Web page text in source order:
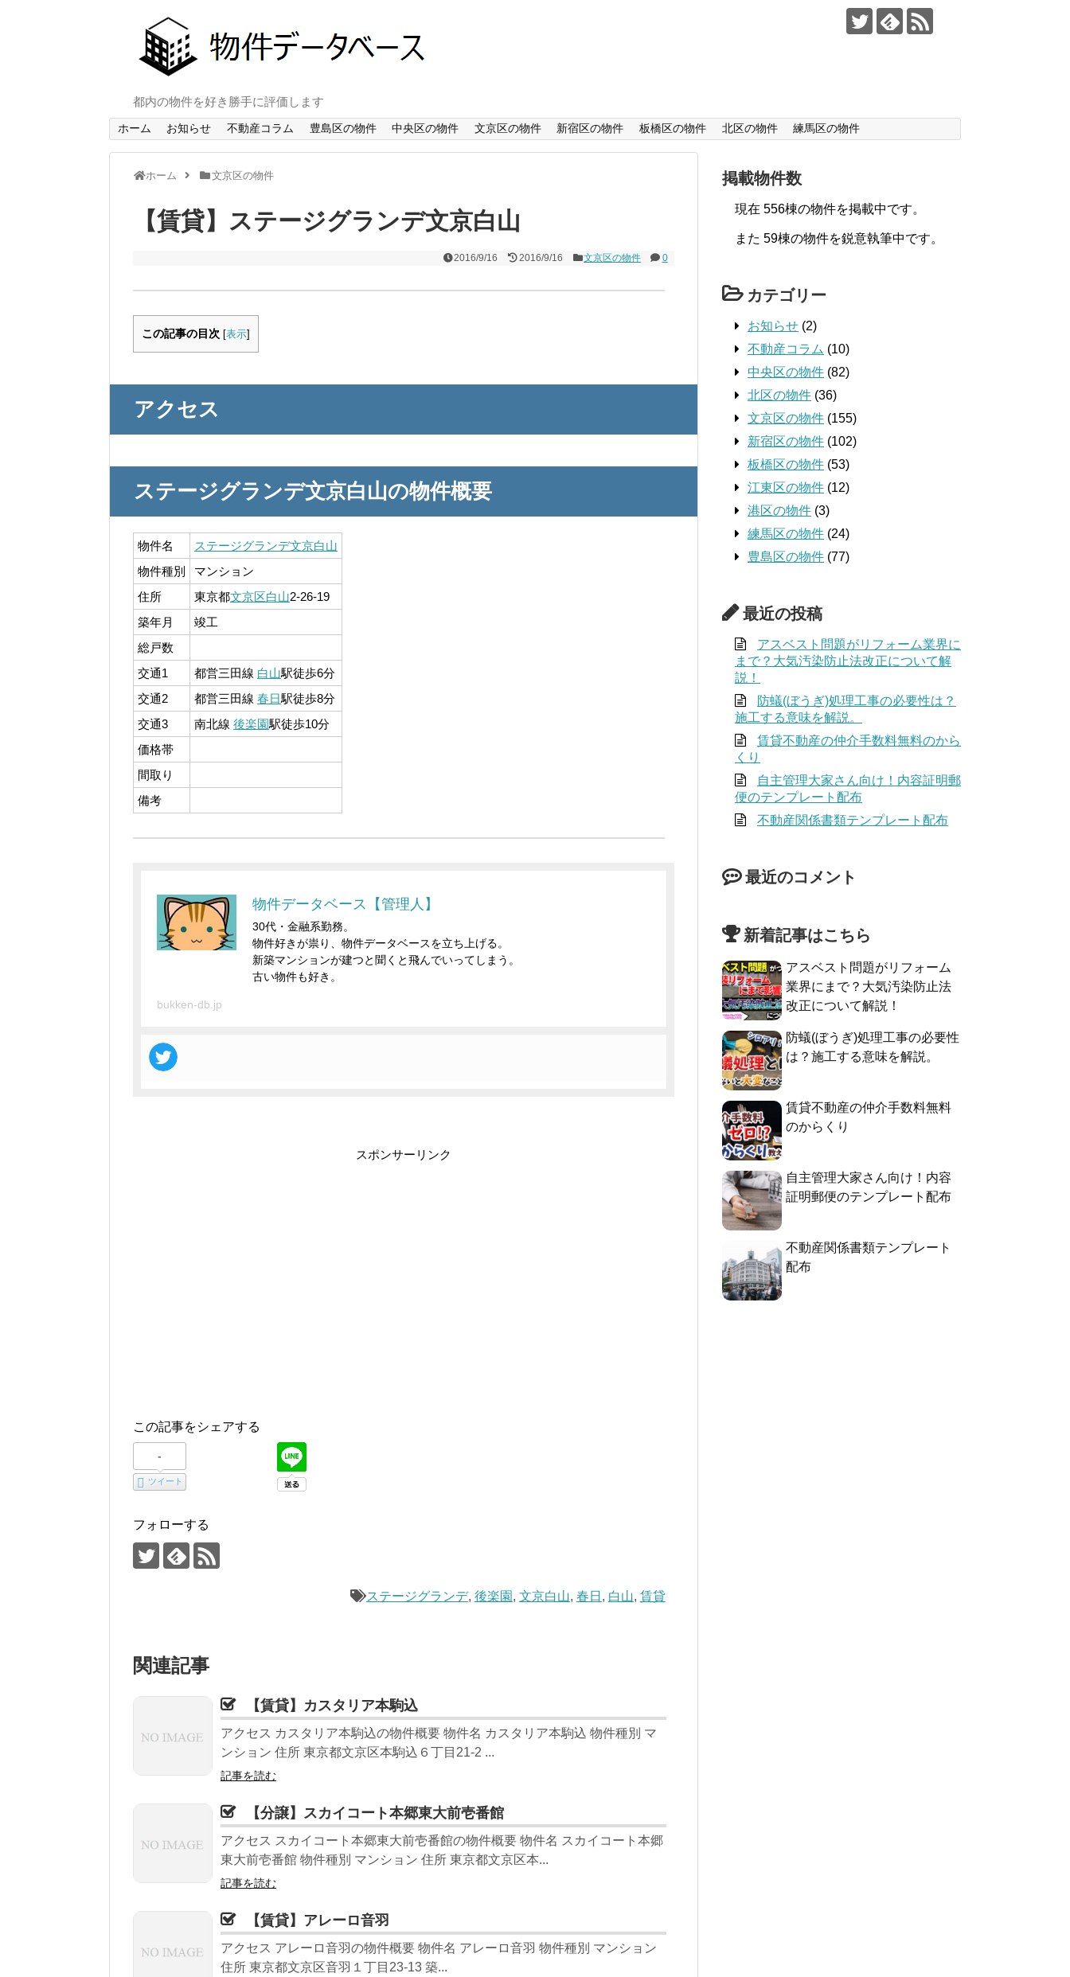
都内の物件を好き勝手に評価します
ホーム お知らせ 不動産コラム 豊島区の物件 中央区の物件 文京区の物件 新宿区の物件 板橋区の物件 北区の物件 練馬区の物件
ホーム 文京区の物件
【賃貸】ステージグランデ文京白山
2016/9/16 2016/9/16 文京区の物件 0
この記事の目次 [表示]
アクセス
ステージグランデ文京白山の物件概要
物件名 ステージグランデ文京白山
物件種別
マンション
住所
東京都文京区白山2-26-19
築年月
竣工
総戸数
交通1
都営三田線 白山駅徒歩6分
交通2
都営三田線 春日駅徒歩8分
交通3
南北線 後楽園駅徒歩10分
価格帯
間取り
備考
物件データベース【管理人】
30代・金融系勤務。
物件好きが祟り、物件データベースを立ち上げる。
新築マンションが建つと聞くと飛んでいってしまう。
古い物件も好き。
bukken-db.jp
スポンサーリンク
この記事をシェアする
-
ツイート
フォローする
ステージグランデ, 後楽園 , 文京白山, 春日 , 白山, 賃貸
関連記事
【賃貸】カスタリア本駒込
アクセス カスタリア本駒込の物件概要 物件名 カスタリア本駒込 物件種別 マ
ンション 住所 東京都文京区本駒込６丁目21-2 ...
記事を読む
【分譲】スカイコート本郷東大前壱番館
アクセス スカイコート本郷東大前壱番館の物件概要 物件名 スカイコート本郷
東大前壱番館 物件種別 マンション 住所 東京都文京区本...
記事を読む
【賃貸】アレーロ音羽
アクセス アレーロ音羽の物件概要 物件名 アレーロ音羽 物件種別 マンション
住所 東京都文京区音羽１丁目23-13 築...
掲載物件数
現在 556棟の物件を掲載中です。
また 59棟の物件を鋭意執筆中です。
カテゴリー
お知らせ (2)
不動産コラム (10)
中央区の物件 (82)
北区の物件 (36)
文京区の物件 (155)
新宿区の物件 (102)
板橋区の物件 (53)
江東区の物件 (12)
港区の物件 (3)
練馬区の物件 (24)
豊島区の物件 (77)
最近の投稿
アスベスト問題がリフォーム業界に
まで？大気汚染防止法改正について解
説！
防蟻(ぼうぎ)処理工事の必要性は？
施工する意味を解説。
賃貸不動産の仲介手数料無料のから
くり
自主管理大家さん向け！内容証明郵
便のテンプレート配布
不動産関係書類テンプレート配布
最近のコメント
新着記事はこちら
アスベスト問題がリフォーム
業界にまで？大気汚染防止法
改正について解説！
防蟻(ぼうぎ)処理工事の必要性
は？施工する意味を解説。
賃貸不動産の仲介手数料無料
のからくり
自主管理大家さん向け！内容
証明郵便のテンプレート配布
不動産関係書類テンプレート
配布